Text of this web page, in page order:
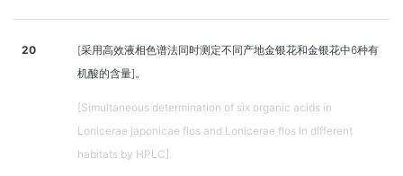
20
[采用高效液相色谱法同时测定不同产地金银花和金银花中6种有
机酸的含量]。
[Simultaneous determination of six organic acids in
Lonicerae japonicae flos and Lonicerae flos in different
habitats by HPLC].